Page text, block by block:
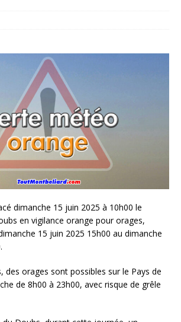
dimanche 15 juin 2025 à 10h00 le
en vigilance orange pour orages,
15 juin 2025 15h00 au dimanche
des orages sont possibles sur le Pays de
de 8h00 à 23h00, avec risque de grêle